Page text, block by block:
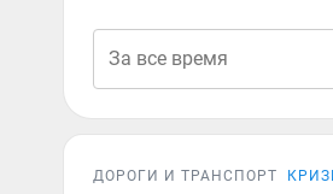
ДОРОГИ И ТРАНСПОРТ